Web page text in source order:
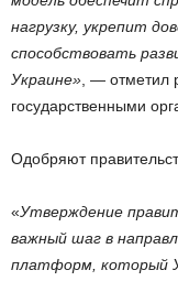
нагрузку, укрепит
способствовать
Украине», — отметил
государственными
Одобряют
«Утверждение
важный шаг в
платформ, который